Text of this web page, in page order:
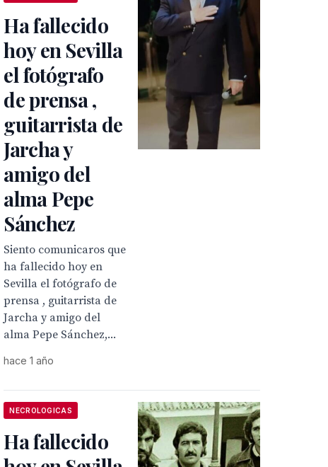
Ha fallecido
hoy en Sevilla
el fotógrafo
de prensa ,
guitarrista de
Jarcha y
amigo del
alma Pepe
Sánchez
Siento comunicaros que
ha fallecido hoy en
Sevilla el fotógrafo de
prensa , guitarrista de
Jarcha y amigo del
alma Pepe Sánchez,...
hace 1 año
NECROLOGICAS
Ha fallecido